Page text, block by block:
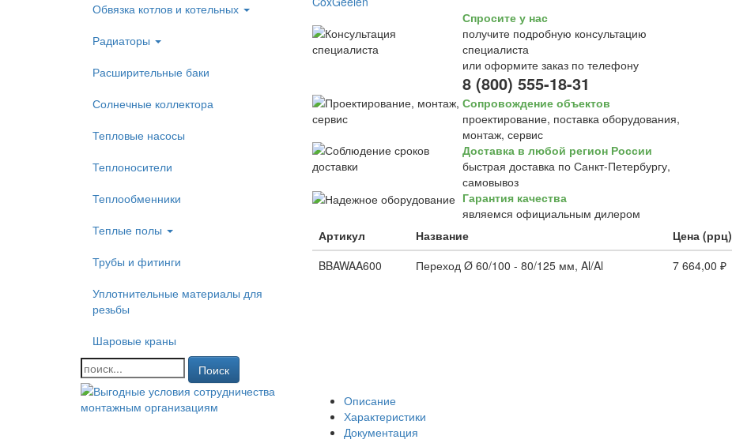
Обвязка котлов и котельных
Радиаторы
Расширительные баки
Солнечные коллектора
Тепловые насосы
Теплоносители
Теплообменники
Теплые полы
Трубы и фитинги
Уплотнительные материалы для
резьбы
Шаровые краны
Поиск
Спросите у нас
получите подробную консультацию
специалиста
или оформите заказ по телефону
8 (800) 555-18-31
Сопровождение объектов
проектирование, поставка оборудования,
монтаж, сервис
Доставка в любой регион России
быстрая доставка по Санкт-Петербургу,
самовывоз
Гарантия качества
являемся официальным дилером
Артикул
Название Цена (ррц)
BBAWAA600
Переход Ø 60/100 - 80/125 мм, Al/Al 7 664,00 ₽
Описание
Характеристики
Документация